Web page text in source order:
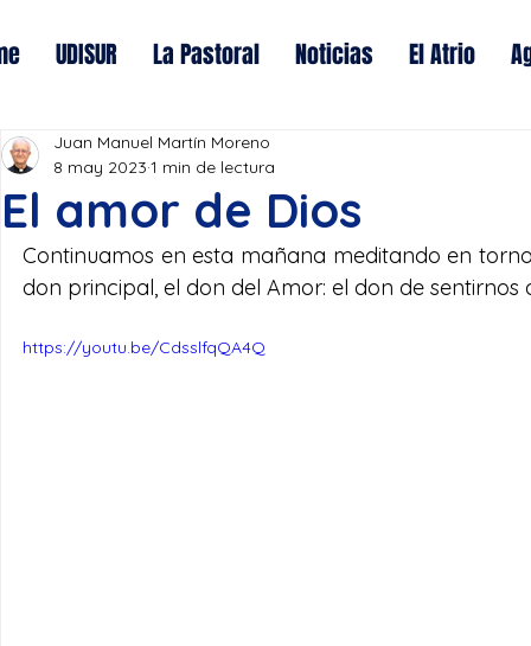
UDISUR La Pastoral Noticias El Atrio
El amor de Dios
Juan Manuel Martín Moreno
8 may 2023 1 min de lectura
Continuamos en esta mañana meditando en
don principal, el don del Amor: el don de
https://youtu.be/CdsslfqQA4Q